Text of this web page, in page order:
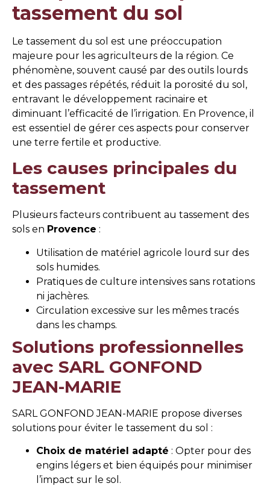
tassement du sol
Le tassement du sol est une préoccupation
majeure pour les agriculteurs de la région. Ce
phénomène, souvent causé par des outils lourds
et des passages répétés, réduit la porosité du sol,
entravant le développement racinaire et
diminuant l’efficacité de l’irrigation. En Provence, il
est essentiel de gérer ces aspects pour conserver
une terre fertile et productive.
Les causes principales du
tassement
Plusieurs facteurs contribuent au tassement des
sols en Provence :
Utilisation de matériel agricole lourd sur des
sols humides.
Pratiques de culture intensives sans rotations
ni jachères.
Circulation excessive sur les mêmes tracés
dans les champs.
Solutions professionnelles
avec SARL GONFOND
JEAN-MARIE
SARL GONFOND JEAN-MARIE propose diverses
solutions pour éviter le tassement du sol :
Choix de matériel adapté : Opter pour des
engins légers et bien équipés pour minimiser
l’impact sur le sol.